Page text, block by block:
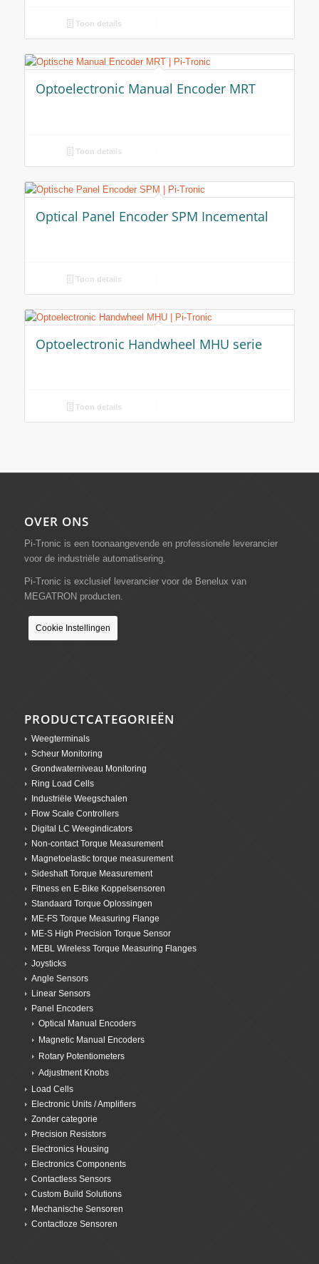
Toon details
Optoelectronic Manual Encoder MRT
Toon details
Optical Panel Encoder SPM Incemental
Toon details
Optoelectronic Handwheel MHU serie
Toon details
OVER ONS
Pi-Tronic is een toonaangevende en professionele leverancier
voor de industriële automatisering.
Pi-Tronic is exclusief leverancier voor de Benelux van
MEGATRON producten.
Cookie Instellingen
PRODUCTCATEGORIEËN
Weegterminals
Scheur Monitoring
Grondwaterniveau Monitoring
Ring Load Cells
Industriële Weegschalen
Flow Scale Controllers
Digital LC Weegindicators
Non-contact Torque Measurement
Magnetoelastic torque measurement
Sideshaft Torque Measurement
Fitness en E-Bike Koppelsensoren
Standaard Torque Oplossingen
ME-FS Torque Measuring Flange
ME-S High Precision Torque Sensor
MEBL Wireless Torque Measuring Flanges
Joysticks
Angle Sensors
Linear Sensors
Panel Encoders
Optical Manual Encoders
Magnetic Manual Encoders
Rotary Potentiometers
Adjustment Knobs
Load Cells
Electronic Units / Amplifiers
Zonder categorie
Precision Resistors
Electronics Housing
Electronics Components
Contactless Sensors
Custom Build Solutions
Mechanische Sensoren
Contactloze Sensoren